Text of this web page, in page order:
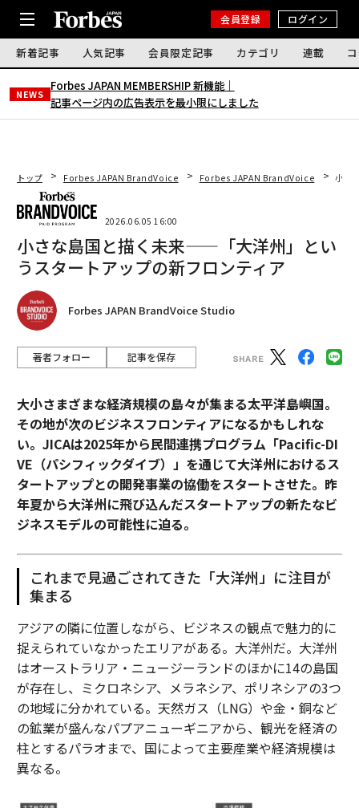
会員登録 ログイン
新着記事 人気記事 会員限定記事 カテゴリ 連載
NEWS
Forbes JAPAN MEMBERSHIP 新機能｜
記事ページ内の広告表示を最小限にしました
トップ Forbes JAPAN BrandVoice Forbes JAPAN BrandVoice 小さ
2026.06.05 16:00
小さな島国と描く未来——「大洋州」とい
うスタートアップの新フロンティア
Forbes JAPAN BrandVoice Studio
著者フォロー 記事を保存
大小さまざまな経済規模の島々が集まる太平洋島嶼国。
その地が次のビジネスフロンティアになるかもしれな
い。JICAは2025年から民間連携プログラム「Pacific-DI
VE（パシフィックダイブ）」を通じて大洋州におけるス
タートアップとの開発事業の協働をスタートさせた。昨
年夏から大洋州に飛び込んだスタートアップの新たなビ
ジネスモデルの可能性に迫る。
これまで見過ごされてきた「大洋州」に注目が
集まる
アジアの隣に位置しながら、ビジネスの観点で魅力的に
捉えられていなかったエリアがある。大洋州だ。大洋州
はオーストラリア・ニュージーランドのほかに14の島国
が存在し、ミクロネシア、メラネシア、ポリネシアの3つ
の地域に分かれている。天然ガス（LNG）や金・銅など
の鉱業が盛んなパプアニューギニアから、観光を経済の
柱とするパラオまで、国によって主要産業や経済規模は
異なる。